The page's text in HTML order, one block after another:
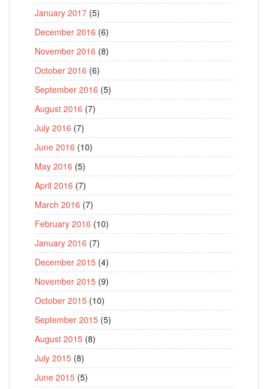
January 2017 (5)
December 2016 (6)
November 2016 (8)
October 2016 (6)
September 2016 (5)
August 2016 (7)
July 2016 (7)
June 2016 (10)
May 2016 (5)
April 2016 (7)
March 2016 (7)
February 2016 (10)
January 2016 (7)
December 2015 (4)
November 2015 (9)
October 2015 (10)
September 2015 (5)
August 2015 (8)
July 2015 (8)
June 2015 (5)